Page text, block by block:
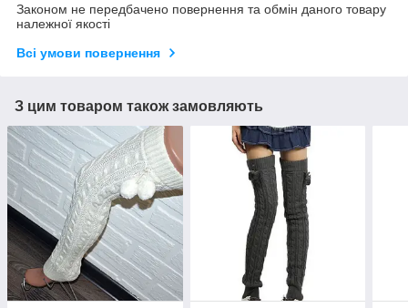
Законом не передбачено повернення та обмін даного товару
належної якості
Всі умови повернення
З цим товаром також замовляють